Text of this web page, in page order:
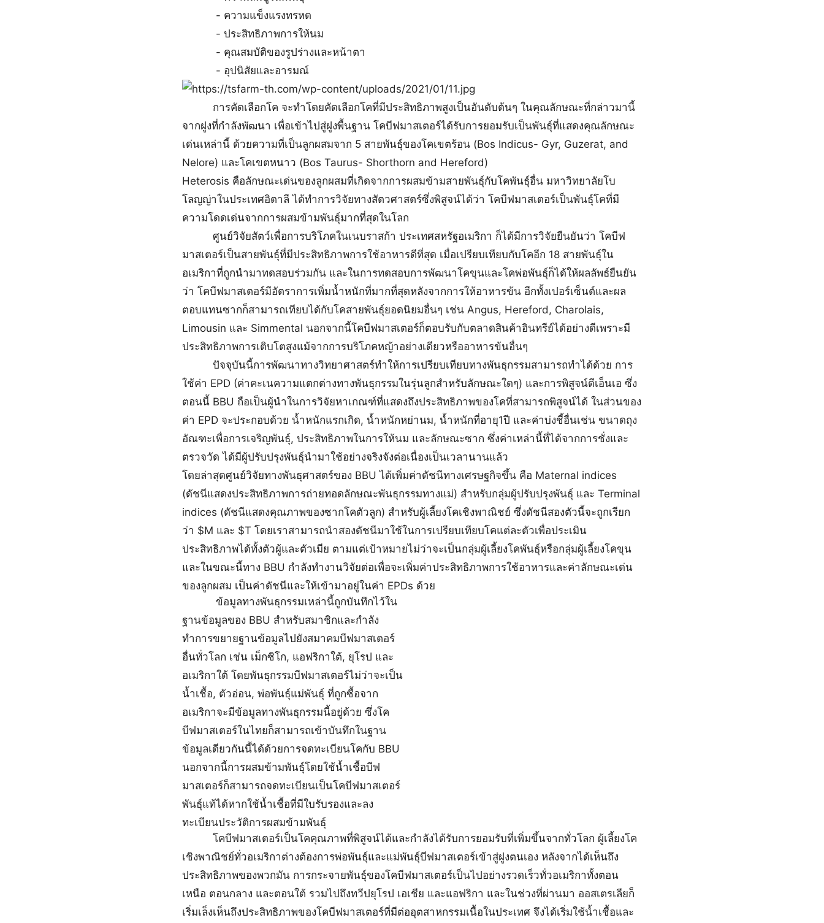
- ความแข็งแรงทรหด
- ประสิทธิภาพการให้นม
- คุณสมบัติของรูปร่างและหน้าตา
- อุปนิสัยและอารมณ์
การคัดเลือกโค จะทำโดยคัดเลือกโคที่มีประสิทธิภาพสูงเป็นอันดับต้นๆ ในคุณลักษณะที่กล่าวมานี้
จากฝูงที่กำลังพัฒนา เพื่อเข้าไปสู่ฝูงพื้นฐาน โคบีฟมาสเตอร์ได้รับการยอมรับเป็นพันธุ์ที่แสดงคุณลักษณะ
เด่นเหล่านี้ ด้วยความที่เป็นลูกผสมจาก 5 สายพันธุ์ของโคเขตร้อน (Bos Indicus- Gyr, Guzerat, and
Nelore) และโคเขตหนาว (Bos Taurus- Shorthorn and Hereford)
Heterosis คือลักษณะเด่นของลูกผสมที่เกิดจากการผสมข้ามสายพันธุ์กับโคพันธุ์อื่น มหาวิทยาลัยโบ
โลญญ่าในประเทศอิตาลี ได้ทำการวิจัยทางสัตวศาสตร์ซึ่งพิสูจน์ได้ว่า โคบีฟมาสเตอร์เป็นพันธุ์โคที่มี
ความโดดเด่นจากการผสมข้ามพันธุ์มากที่สุดในโลก
ศูนย์วิจัยสัตว์เพื่อการบริโภคในเนบราสก้า ประเทศสหรัฐอเมริกา ก็ได้มีการวิจัยยืนยันว่า โคบีฟ
มาสเตอร์เป็นสายพันธุ์ที่มีประสิทธิภาพการใช้อาหารดีที่สุด เมื่อเปรียบเทียบกับโคอีก 18 สายพันธุ์ใน
อเมริกาที่ถูกนำมาทดสอบร่วมกัน และในการทดสอบการพัฒนาโคขุนและโคพ่อพันธุ์ก็ได้ให้ผลลัพธ์ยืนยัน
ว่า โคบีฟมาสเตอร์มีอัตราการเพิ่มน้ำหนักที่มากที่สุดหลังจากการให้อาหารข้น อีกทั้งเปอร์เซ็นต์และผล
ตอบแทนซากก็สามารถเทียบได้กับโคสายพันธุ์ยอดนิยมอื่นๆ เช่น Angus, Hereford, Charolais,
Limousin และ Simmental นอกจากนี้โคบีฟมาสเตอร์ก็ตอบรับกับตลาดสินค้าอินทรีย์ได้อย่างดีเพราะมี
ประสิทธิภาพการเติบโตสูงแม้จากการบริโภคหญ้าอย่างเดียวหรืออาหารข้นอื่นๆ
ปัจจุบันนี้การพัฒนาทางวิทยาศาสตร์ทำให้การเปรียบเทียบทางพันธุกรรมสามารถทำได้ด้วย การ
ใช้ค่า EPD (ค่าคะเนความแตกต่างทางพันธุกรรมในรุ่นลูกสำหรับลักษณะใดๆ) และการพิสูจน์ดีเอ็นเอ ซึ่ง
ตอนนี้ BBU ถือเป็นผู้นำในการวิจัยหาเกณฑ์ที่แสดงถึงประสิทธิภาพของโคที่สามารถพิสูจน์ได้ ในส่วนของ
ค่า EPD จะประกอบด้วย น้ำหนักแรกเกิด, น้ำหนักหย่านม, น้ำหนักที่อายุ1ปี และค่าบ่งชี้อื่นเช่น ขนาดถุง
อัณฑะเพื่อการเจริญพันธุ์, ประสิทธิภาพในการให้นม และลักษณะซาก ซึ่งค่าเหล่านี้ที่ได้จากการชั่งและ
ตรวจวัด ได้มีผู้ปรับปรุงพันธุ์นำมาใช้อย่างจริงจังต่อเนื่องเป็นเวลานานแล้ว
โดยล่าสุดศูนย์วิจัยทางพันธุศาสตร์ของ BBU ได้เพิ่มค่าดัชนีทางเศรษฐกิจขึ้น คือ Maternal indices
(ดัชนีแสดงประสิทธิภาพการถ่ายทอดลักษณะพันธุกรรมทางแม่) สำหรับกลุ่มผู้ปรับปรุงพันธุ์ และ Terminal
indices (ดัชนีแสดงคุณภาพของซากโคตัวลูก) สำหรับผู้เลี้ยงโคเชิงพาณิชย์ ซึ่งดัชนีสองตัวนี้จะถูกเรียก
ว่า $M และ $T โดยเราสามารถนำสองดัชนีมาใช้ในการเปรียบเทียบโคแต่ละตัวเพื่อประเมิน
ประสิทธิภาพได้ทั้งตัวผู้และตัวเมีย ตามแต่เป้าหมายไม่ว่าจะเป็นกลุ่มผู้เลี้ยงโคพันธุ์หรือกลุ่มผู้เลี้ยงโคขุน
และในขณะนี้ทาง BBU กำลังทำงานวิจัยต่อเพื่อจะเพิ่มค่าประสิทธิภาพการใช้อาหารและค่าลักษณะเด่น
ของลูกผสม เป็นค่าดัชนีและให้เข้ามาอยู่ในค่า EPDs ด้วย
ข้อมูลทางพันธุกรรมเหล่านี้ถูกบันทึกไว้ใน
ฐานข้อมูลของ BBU สำหรับสมาชิกและกำลัง
ทำการขยายฐานข้อมูลไปยังสมาคมบีฟมาสเตอร์
อื่นทั่วโลก เช่น เม็กซิโก, แอฟริกาใต้, ยุโรป และ
อเมริกาใต้ โดยพันธุกรรมบีฟมาสเตอร์ไม่ว่าจะเป็น
น้ำเชื้อ, ตัวอ่อน, พ่อพันธุ์แม่พันธุ์ ที่ถูกซื้อจาก
อเมริกาจะมีข้อมูลทางพันธุกรรมนี้อยู่ด้วย ซึ่งโค
บีฟมาสเตอร์ในไทยก็สามารถเข้าบันทึกในฐาน
ข้อมูลเดียวกันนี้ได้ด้วยการจดทะเบียนโคกับ BBU
นอกจากนี้การผสมข้ามพันธุ์โดยใช้น้ำเชื้อบีฟ
มาสเตอร์ก็สามารถจดทะเบียนเป็นโคบีฟมาสเตอร์
พันธุ์แท้ได้หากใช้น้ำเชื้อที่มีใบรับรองและลง
ทะเบียนประวัติการผสมข้ามพันธุ์
โคบีฟมาสเตอร์เป็นโคคุณภาพที่พิสูจน์ได้และกำลังได้รับการยอมรับที่เพิ่มขึ้นจากทั่วโลก ผู้เลี้ยงโค
เชิงพาณิชย์ทั่วอเมริกาต่างต้องการพ่อพันธุ์และแม่พันธุ์บีฟมาสเตอร์เข้าสู่ฝูงตนเอง หลังจากได้เห็นถึง
ประสิทธิภาพของพวกมัน การกระจายพันธุ์ของโคบีฟมาสเตอร์เป็นไปอย่างรวดเร็วทั่วอเมริกาทั้งตอน
เหนือ ตอนกลาง และตอนใต้ รวมไปถึงทวีปยุโรป เอเชีย และแอฟริกา และในช่วงที่ผ่านมา ออสเตรเลียก็
เริ่มเล็งเห็นถึงประสิทธิภาพของโคบีฟมาสเตอร์ที่มีต่ออุตสาหกรรมเนื้อในประเทศ จึงได้เริ่มใช้น้ำเชื้อและ